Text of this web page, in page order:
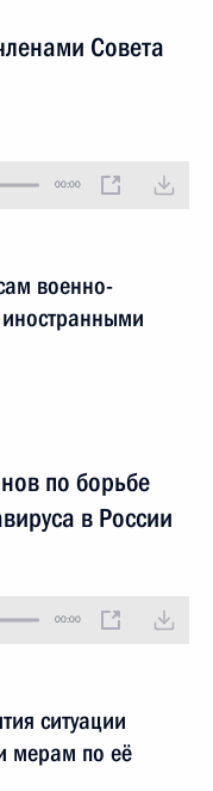
Совета
00:00
военно-
иностранными
по борьбе
в России
00:00
ситуации
мерам по её